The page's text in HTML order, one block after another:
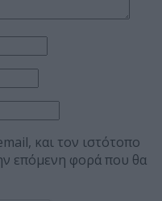
και τον ιστότοπο
επόμενη φορά που θα